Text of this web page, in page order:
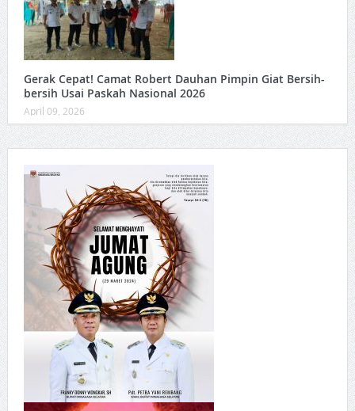
Gerak Cepat! Camat Robert Dauhan Pimpin Giat Bersih-
bersih Usai Paskah Nasional 2026
April 09, 2026